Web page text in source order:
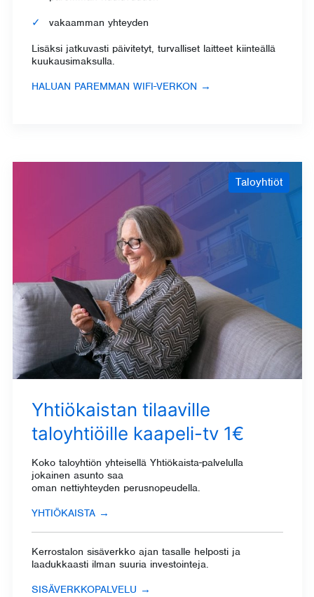
vakaamman yhteyden
Lisäksi jatkuvasti päivitetyt, turvalliset laitteet kiinteällä
kuukausimaksulla.
HALUAN PAREMMAN WIFI-VERKON →
Taloyhtiöt
Yhtiökaistan tilaaville
taloyhtiöille kaapeli-tv 1€
Koko taloyhtiön yhteisellä Yhtiökaista-palvelulla
jokainen asunto saa
oman nettiyhteyden perusnopeudella.
YHTIÖKAISTA →
Kerrostalon sisäverkko ajan tasalle helposti ja
laadukkaasti ilman suuria investointeja.
SISÄVERKKOPALVELU →